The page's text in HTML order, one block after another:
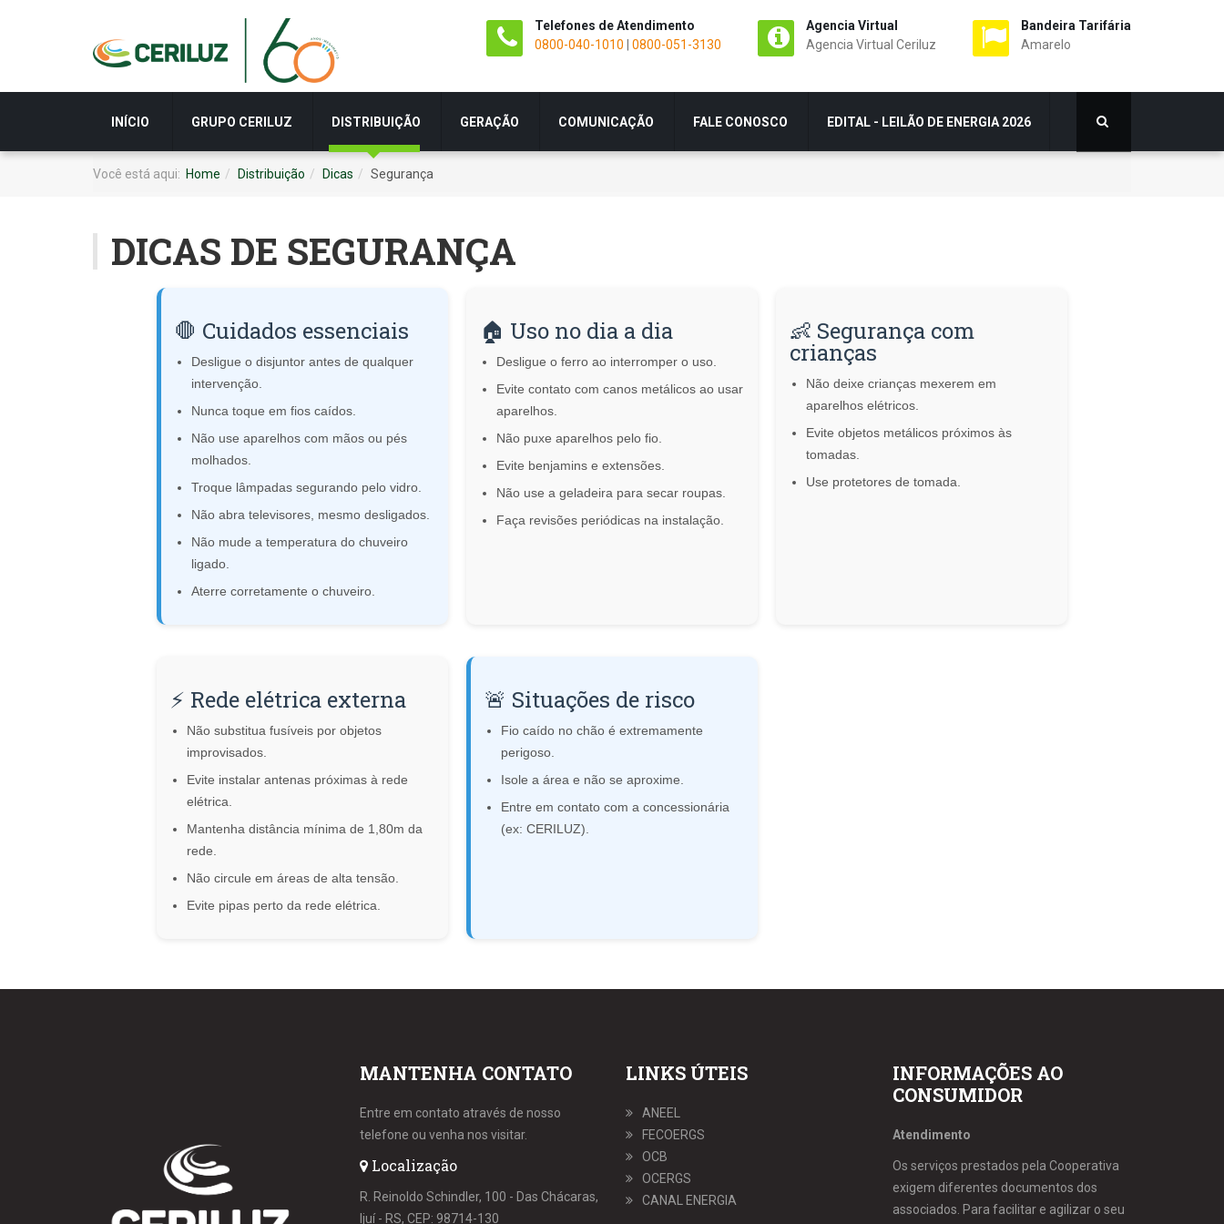
Telefones de Atendimento
0800-040-1010
0800-051-3130
Agencia Virtual
Agencia Virtual Ceriluz
Bandeira Tarifária
Amarelo
INÍCIO GRUPO CERILUZ DISTRIBUIÇÃO GERAÇÃO COMUNICAÇÃO FALE CONOSCO EDITAL - LEILÃO DE ENERGIA 2026
Você está aqui: Home Distribuição Dicas Segurança
DICAS DE SEGURANÇA
🛑 Cuidados essenciais
Desligue o disjuntor antes de qualquer
intervenção.
Nunca toque em fios caídos.
Não use aparelhos com mãos ou pés
molhados.
Troque lâmpadas segurando pelo vidro.
Não abra televisores, mesmo desligados.
Não mude a temperatura do chuveiro
ligado.
Aterre corretamente o chuveiro.
🏠 Uso no dia a dia
Desligue o ferro ao interromper o uso.
Evite contato com canos metálicos ao usar
aparelhos.
Não puxe aparelhos pelo fio.
Evite benjamins e extensões.
Não use a geladeira para secar roupas.
Faça revisões periódicas na instalação.
👶 Segurança com
crianças
Não deixe crianças mexerem em
aparelhos elétricos.
Evite objetos metálicos próximos às
tomadas.
Use protetores de tomada.
⚡ Rede elétrica externa
Não substitua fusíveis por objetos
improvisados.
Evite instalar antenas próximas à rede
elétrica.
Mantenha distância mínima de 1,80m da
rede.
Não circule em áreas de alta tensão.
Evite pipas perto da rede elétrica.
🚨 Situações de risco
Fio caído no chão é extremamente
perigoso.
Isole a área e não se aproxime.
Entre em contato com a concessionária
(ex: CERILUZ).
MANTENHA CONTATO
Entre em contato através de nosso
telefone ou venha nos visitar.
Localização
R. Reinoldo Schindler, 100 - Das Chácaras,
Ijuí - RS, CEP: 98714-130
LINKS ÚTEIS
ANEEL
FECOERGS
OCB
OCERGS
CANAL ENERGIA
INFORMAÇÕES AO
CONSUMIDOR
Atendimento
Os serviços prestados pela Cooperativa
exigem diferentes documentos dos
associados. Para facilitar e agilizar o seu